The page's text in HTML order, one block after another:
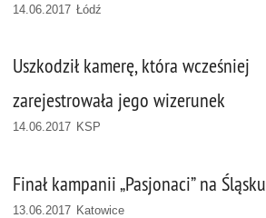
14.06.2017 Łódź
Uszkodził kamerę, która wcześniej
zarejestrowała jego wizerunek
14.06.2017 KSP
Finał kampanii „Pasjonaci” na Śląsku
13.06.2017 Katowice